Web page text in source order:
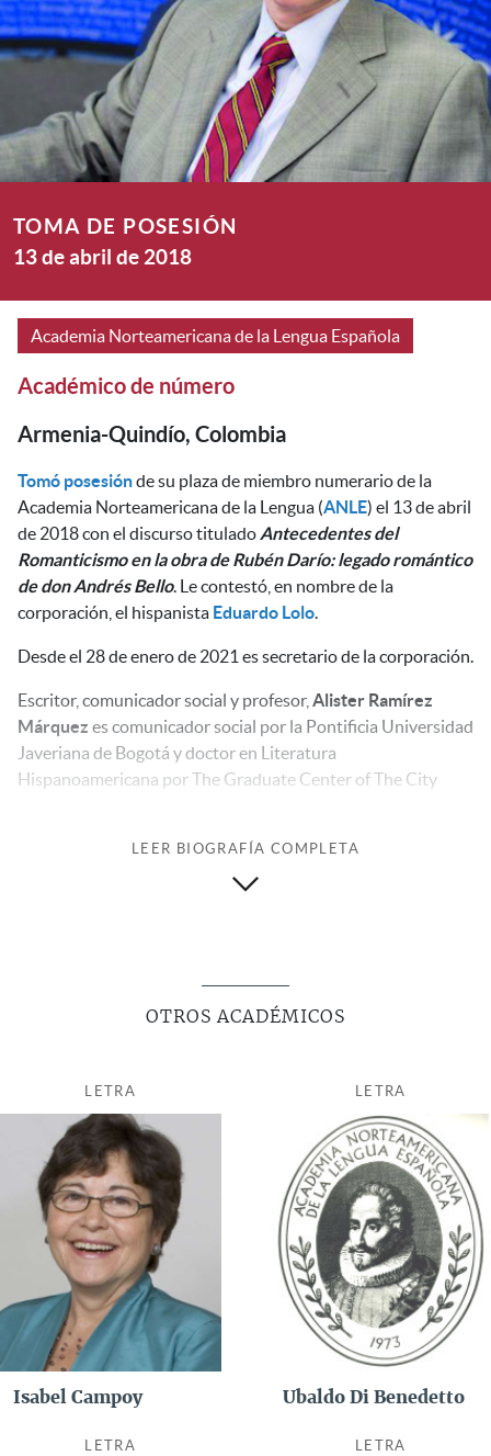
TOMA DE POSESIÓN
13 de abril de 2018
Academia Norteamericana de la Lengua Española
Académico de número
Armenia-Quindío, Colombia
Tomó posesiónde su plaza de miembro numerario de la
Academia Norteamericana de la Lengua (ANLE) el 13 de abril
de 2018 con el discurso titulado Antecedentes del
Romanticismo en la obra de Rubén Darío: legado romántico
de don Andrés Bello. Le contestó, en nombre de la
corporación, el hispanista Eduardo Lolo.
Desde el 28 de enero de 2021 es secretario de la corporación.
Escritor, comunicador social y profesor, Alister Ramírez
Márquez es comunicador social por la Pontificia Universidad
Javeriana de Bogotá y doctor en Literatura
Hispanoamericana por The Graduate Center of The City
Como especialista en literatura hispanoamericana
—con estudios sobre la obra crítica de Andrés
Hispanoamericana y Lengua Española en The City University
hispanoamericanas y con los periódicos colombianosEl
TiempoyEl Espectador.
Andrés Bello, crítico
(2005);Mi vestido verde esmeralda (2006);Los sueños de
los hombres se los fuman las mujeres(2009);Los
vendedores: cuentos de reportero (2015), y
Si el sueño no me
vence. Revelaciones de un suicidio
(2020).
Además, ha sido galardonado con el
Premio Internacional
de Literatura (2005) del Círculo de Críticos de Arte de Chile
por su novela
Mi vestido verde esmeralda
, traducida al inglés
(My Emerald Green Dress)
y al italiano
(Il mio vestito verde
LEER BIOGRAFÍA COMPLETA
OTROS ACADÉMICOS
LETRA
Isabel Campoy
LETRA
Ubaldo Di Benedetto
LETRA LETRA